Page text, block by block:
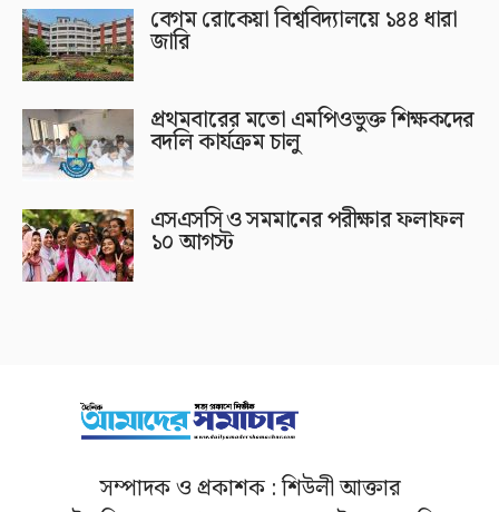
বেগম রোকেয়া বিশ্ববিদ্যালয়ে ১৪৪ ধারা
জারি
প্রথমবারের মতো এমপিওভুক্ত শিক্ষকদের
বদলি কার্যক্রম চালু
এসএসসি ও সমমানের পরীক্ষার ফলাফল
১০ আগস্ট
সম্পাদক ও প্রকাশক : শিউলী আক্তার